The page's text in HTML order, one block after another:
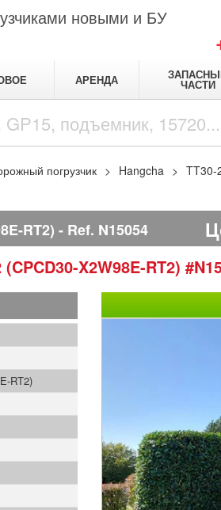
новыми и БУ
АРЕНДА ЧАСТИ
погрузчик Hangcha TT30-
RT2) Ref. N15054
(CPCD30-X2W98E-RT2)
RT2)